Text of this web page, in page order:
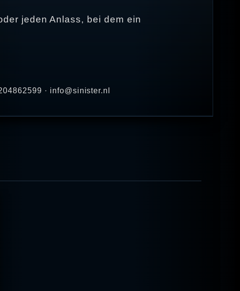
jeden Anlass, bei dem ein
· info@sinister.nl